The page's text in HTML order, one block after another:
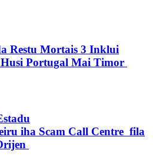
Restu Mortais 3 Inklui
Portugal Mai Timor
iha Scam Call Centre fila